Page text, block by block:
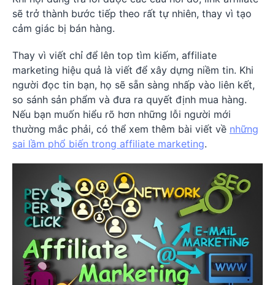
sẽ trở thành bước tiếp theo rất tự nhiên, thay vì tạo
cảm giác bị bán hàng.
Thay vì viết chỉ để lên top tìm kiếm, affiliate
marketing hiệu quả là viết để xây dựng niềm tin. Khi
người đọc tin bạn, họ sẽ sẵn sàng nhấp vào liên kết,
so sánh sản phẩm và đưa ra quyết định mua hàng.
Nếu bạn muốn hiểu rõ hơn những lỗi người mới
thường mắc phải, có thể xem thêm bài viết về những
sai lầm phổ biến trong affiliate marketing.